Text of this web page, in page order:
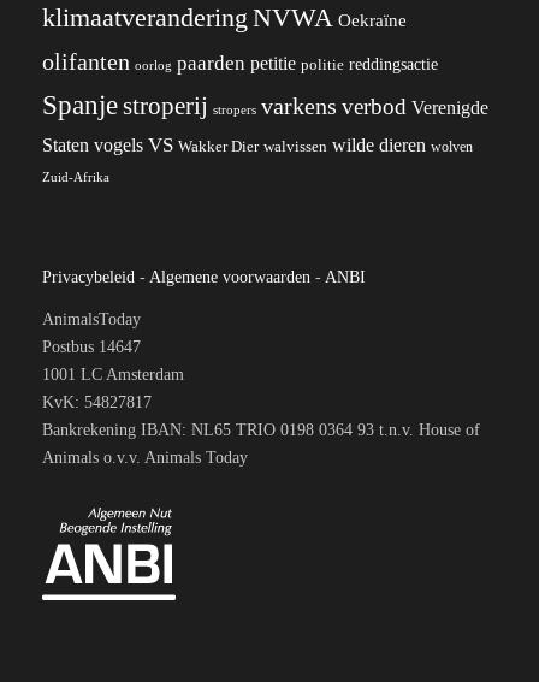
klimaatverandering NVWA Oekraïne
olifanten oorlog paarden petitie politie reddingsactie
Spanjestroperij stropers varkens verbod Verenigde
Staten vogels VS Wakker Dier walvissen wilde dieren wolven
Zuid-Afrika
Privacybeleid - Algemene voorwaarden - ANBI
AnimalsToday
Postbus 14647
1001 LC Amsterdam
KvK: 54827817
Bankrekening IBAN: NL65 TRIO 0198 0364 93 t.n.v. House of
Animals o.v.v. Animals Today